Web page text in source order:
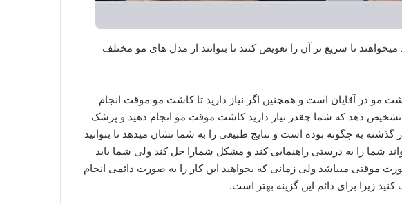
تا سریع تر آن را تعویض کنند تا بتوانند از مدل های مو مختلف
در آقایان است و همچنین اگر نیاز دارید تا کاشت مو موقت انجام
تشخیص دهد که شما چقدر نیاز دارید کاشت موقت مو انجام دهید و پزشک
به چگونه بوده است و نتایج طبیعی را به شما نشان میدهد تا بتوانید
شما را به درستی راهنمایی کند و مشکل شمارا حل کند ولی شما باید
موقتی میباشد ولی زمانی که بخواهید این کار را به صورت دائمی انجام
زیرا برای دائم این گزینه بهتر است.